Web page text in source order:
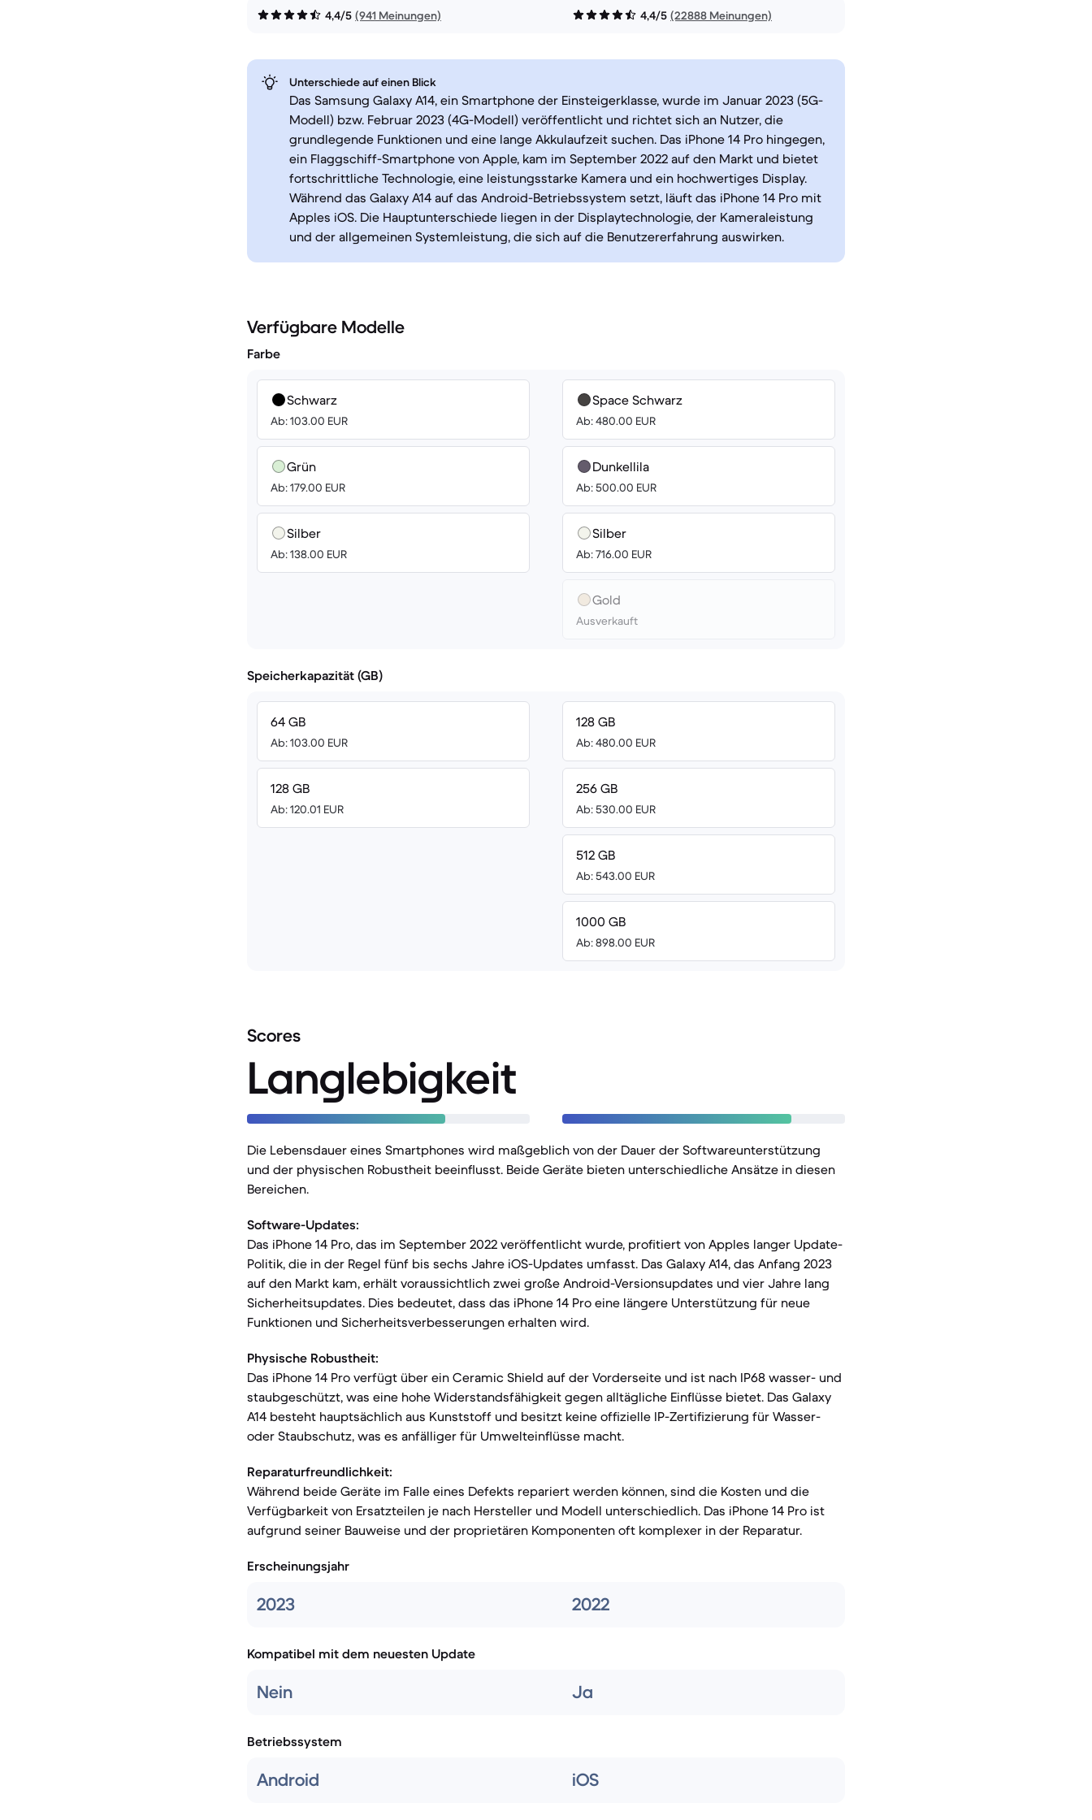
4,4/5 (941 Meinungen) 4,4/5 (22888 Meinungen)
Unterschiede auf einen Blick
Das Samsung Galaxy A14, ein Smartphone der Einsteigerklasse, wurde im Januar 2023 (5G-
Modell) bzw. Februar 2023 (4G-Modell) veröffentlicht und richtet sich an Nutzer, die
grundlegende Funktionen und eine lange Akkulaufzeit suchen. Das iPhone 14 Pro hingegen,
ein Flaggschiff-Smartphone von Apple, kam im September 2022 auf den Markt und bietet
fortschrittliche Technologie, eine leistungsstarke Kamera und ein hochwertiges Display.
Während das Galaxy A14 auf das Android-Betriebssystem setzt, läuft das iPhone 14 Pro mit
Apples iOS. Die Hauptunterschiede liegen in der Displaytechnologie, der Kameraleistung
und der allgemeinen Systemleistung, die sich auf die Benutzererfahrung auswirken.
Verfügbare Modelle
Farbe
Schwarz
Ab: 103.00 EUR
Grün
Ab: 179.00 EUR
Silber
Ab: 138.00 EUR
Space Schwarz
Ab: 480.00 EUR
Dunkellila
Ab: 500.00 EUR
Silber
Ab: 716.00 EUR
Gold
Ausverkauft
Speicherkapazität (GB)
64 GB
Ab: 103.00 EUR
128 GB
Ab: 120.01 EUR
128 GB
Ab: 480.00 EUR
256 GB
Ab: 530.00 EUR
512 GB
Ab: 543.00 EUR
1000 GB
Ab: 898.00 EUR
Scores
Langlebigkeit
Die Lebensdauer eines Smartphones wird maßgeblich von der Dauer der Softwareunterstützung
und der physischen Robustheit beeinflusst. Beide Geräte bieten unterschiedliche Ansätze in diesen
Bereichen.
Software-Updates:
Das iPhone 14 Pro, das im September 2022 veröffentlicht wurde, profitiert von Apples langer Update-
Politik, die in der Regel fünf bis sechs Jahre iOS-Updates umfasst. Das Galaxy A14, das Anfang 2023
auf den Markt kam, erhält voraussichtlich zwei große Android-Versionsupdates und vier Jahre lang
Sicherheitsupdates. Dies bedeutet, dass das iPhone 14 Pro eine längere Unterstützung für neue
Funktionen und Sicherheitsverbesserungen erhalten wird.
Physische Robustheit:
Das iPhone 14 Pro verfügt über ein Ceramic Shield auf der Vorderseite und ist nach IP68 wasser- und
staubgeschützt, was eine hohe Widerstandsfähigkeit gegen alltägliche Einflüsse bietet. Das Galaxy
A14 besteht hauptsächlich aus Kunststoff und besitzt keine offizielle IP-Zertifizierung für Wasser-
oder Staubschutz, was es anfälliger für Umwelteinflüsse macht.
Reparaturfreundlichkeit:
Während beide Geräte im Falle eines Defekts repariert werden können, sind die Kosten und die
Verfügbarkeit von Ersatzteilen je nach Hersteller und Modell unterschiedlich. Das iPhone 14 Pro ist
aufgrund seiner Bauweise und der proprietären Komponenten oft komplexer in der Reparatur.
Erscheinungsjahr
2023 2022
Kompatibel mit dem neuesten Update
Nein Ja
Betriebssystem
Android iOS